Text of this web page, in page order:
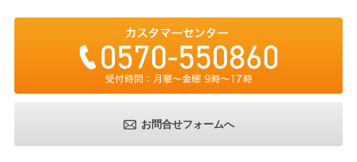
お問合せフォームへ